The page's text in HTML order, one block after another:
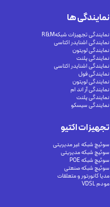
تجهیزات اکتیو
سوئیچ شبکه غیر مدیریتی
سوئیچ شبکه مدیریتی
سوئیچ شبکه POE
سوئیچ شبکه صنعتی
مدیا کانورتور و متعلقات
مودم VDSL
نمایندگی ها
نمایندگی تجهیزات شبکهR&M
نمایندگی اشنایدر اکتاسی
نمایندگی لویتون
نمایندگی پلنت
نمایندگی اشنایدر اکتاسی
نمایندگی فول
نمایندگی لویتون
نمایندگی آر اند ام
نمایندگی پلنت
نمایندگی سیسکو